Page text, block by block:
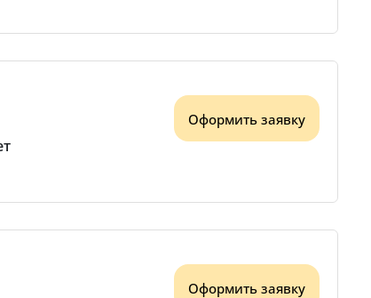
Оформить заявку
Оформить заявку